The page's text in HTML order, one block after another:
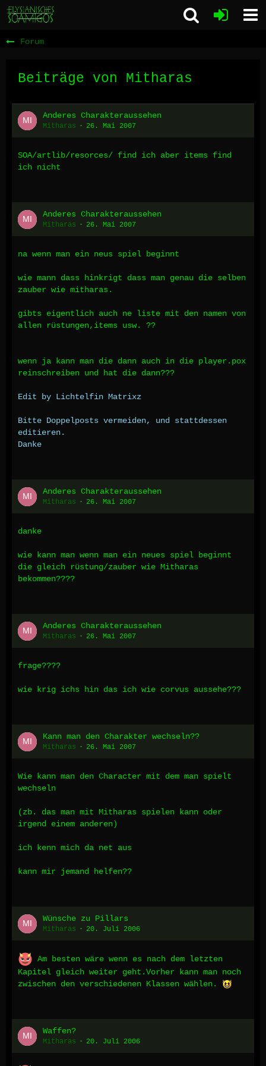
Forum
Beiträge von Mitharas
Anderes Charakteraussehen
Mitharas 26. Mai 2007
SOA/artlib/resorces/ find ich aber items find
ich nicht
Anderes Charakteraussehen
Mitharas 26. Mai 2007
na wenn man ein neus spiel beginnt
wie mann dass hinkrigt dass man genau die selben
zauber wie mitharas.
gibts eigentlich auch ne liste mit den namen von
allen rüstungen,items usw. ??
wenn ja kann man die dann auch in die player.pox
reinschreiben und hat die dann???
Edit by Lichtelfin Matrixz
Bitte Doppelposts vermeiden, und stattdessen
editieren.
Danke
Anderes Charakteraussehen
Mitharas 26. Mai 2007
danke
wie kann man wenn man ein neues spiel beginnt
die gleich rüstung/zauber wie Mitharas
bekommen????
Anderes Charakteraussehen
Mitharas 26. Mai 2007
frage????
wie krig ichs hin das ich wie corvus aussehe???
Kann man den Charakter wechseln??
Mitharas 26. Mai 2007
Wie kann man den Character mit dem man spielt
wechseln
(zb. das man mit Mitharas spielen kann oder
irgend einem anderen)
ich kenn mich da net aus
kann mir jemand helfen??
Wünsche zu Pillars
Mitharas 20. Juli 2006
Am besten wäre wenn es nach dem letzten
Kapitel gleich weiter geht.Vorher kann man noch
zwischen den verschiedenen Klassen wählen.
Waffen?
Mitharas 20. Juli 2006